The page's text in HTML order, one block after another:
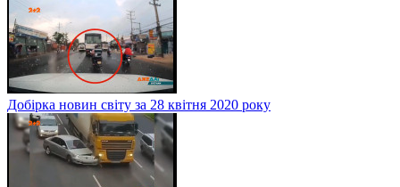
Добірка новин світу за 28 квітня 2020 року